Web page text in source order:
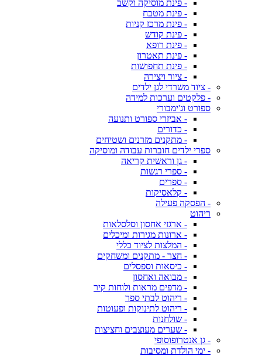
- פינת מוסיקה וקשב
- פינת מטבח
- פינת מרכז קניות
- פינת קודש
- פינת רופא
- פינת תאטרון
- פינת תחפושות
- ציור ויצירה
- ציוד משרדי לגן ילדים
- פלקטים וערכות למידה
ספורט וג'ימבורי
- אביזרי ספורט ותנועה
- כדורים
- מתקנים מזרנים ושטיחים
ספרי ילדים חוברות עבודה ומוסיקה
- גן וראשית קריאה
- ספרי רגשות
- ספרים
- קלאסיקות
- הפסקה פעילה
ריהוט
- ארגזי אחסון וסלסלאות
- ארונות מגירות ומיכלים
- המלצות לציוד כללי
- חצר - מתקנים ומשחקים
- כיסאות וספסלים
- מבואה ואחסון
- מדפים מראות ולוחות קיר
- ריהוט לבתי ספר
- ריהוט לתינוקות ופעוטות
- שולחנות
- שערים מעוצבים וחציצות
- גן אנטרופוסופי
- ימי הולדת ומסיבות